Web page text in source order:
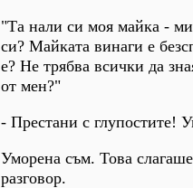
"Та нали си моя майка -
си? Майката винаги е
е? Не трябва всички да
от мен?"
- Престани с глупостите!
Уморена съм. Това
разговор.